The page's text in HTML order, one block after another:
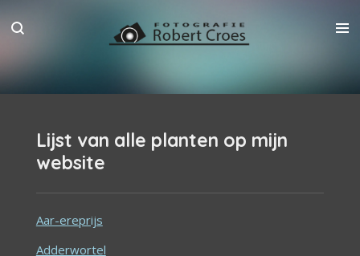
direct
Lijst van alle planten op mijn
website
Aar-ereprijs
Adderwortel